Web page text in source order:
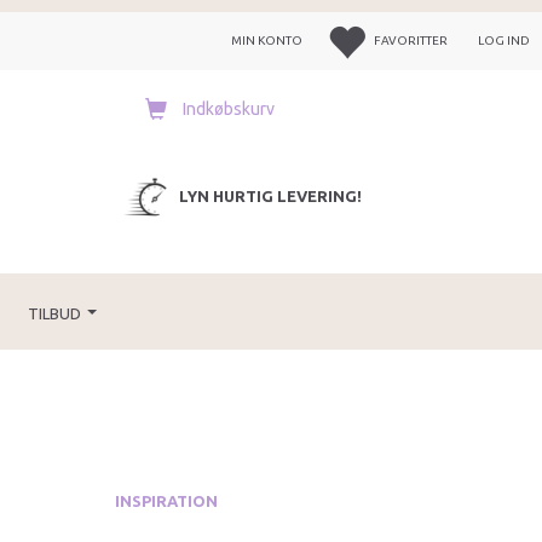
FAVORITTER LOG IND
MIN KONTO
Indkøbskurv
LYN HURTIG LEVERING!
TILBUD
INSPIRATION